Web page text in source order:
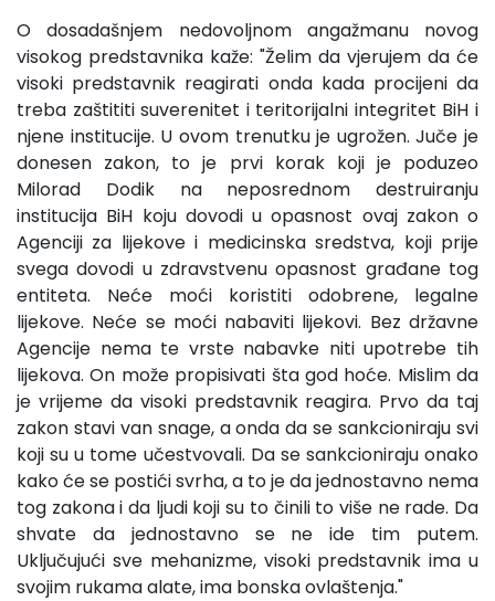
O dosadašnjem nedovoljnom angažmanu novog
visokog predstavnika kaže: "Želim da vjerujem da će
visoki predstavnik reagirati onda kada procijeni da
treba zaštititi suverenitet i teritorijalni integritet BiH i
njene institucije. U ovom trenutku je ugrožen. Juče je
donesen zakon, to je prvi korak koji je poduzeo
Milorad Dodik na neposrednom destruiranju
institucija BiH koju dovodi u opasnost ovaj zakon o
Agenciji za lijekove i medicinska sredstva, koji prije
svega dovodi u zdravstvenu opasnost građane tog
entiteta. Neće moći koristiti odobrene, legalne
lijekove. Neće se moći nabaviti lijekovi. Bez državne
Agencije nema te vrste nabavke niti upotrebe tih
lijekova. On može propisivati šta god hoće. Mislim da
je vrijeme da visoki predstavnik reagira. Prvo da taj
zakon stavi van snage, a onda da se sankcioniraju svi
koji su u tome učestvovali. Da se sankcioniraju onako
kako će se postići svrha, a to je da jednostavno nema
tog zakona i da ljudi koji su to činili to više ne rade. Da
shvate da jednostavno se ne ide tim putem.
Uključujući sve mehanizme, visoki predstavnik ima u
svojim rukama alate, ima bonska ovlaštenja."